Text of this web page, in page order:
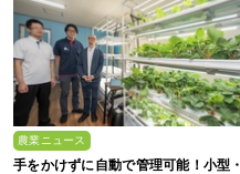
農業ニュース
手をかけずに自動で管理可能！小型・